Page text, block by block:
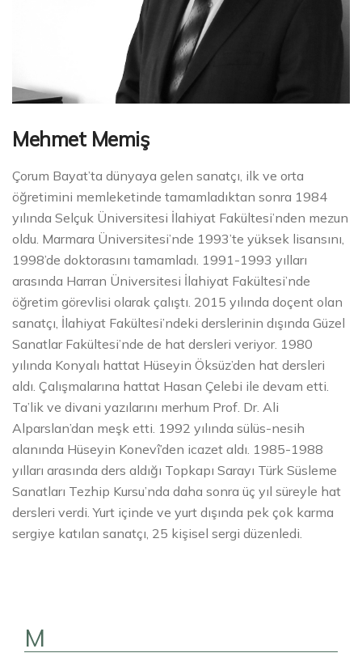
Mehmet Memiş
Çorum Bayat’ta dünyaya gelen sanatçı, ilk ve orta
öğretimini memleketinde tamamladıktan sonra 1984
yılında Selçuk Üniversitesi İlahiyat Fakültesi’nden mezun
oldu. Marmara Üniversitesi’nde 1993’te yüksek lisansını,
1998’de doktorasını tamamladı. 1991-1993 yılları
arasında Harran Üniversitesi İlahiyat Fakültesi’nde
öğretim görevlisi olarak çalıştı. 2015 yılında doçent olan
sanatçı, İlahiyat Fakültesi’ndeki derslerinin dışında Güzel
Sanatlar Fakültesi’nde de hat dersleri veriyor. 1980
yılında Konyalı hattat Hüseyin Öksüz’den hat dersleri
aldı. Çalışmalarına hattat Hasan Çelebi ile devam etti.
Ta’lik ve divani yazılarını merhum Prof. Dr. Ali
Alparslan’dan meşk etti. 1992 yılında sülüs-nesih
alanında Hüseyin Konevî’den icazet aldı. 1985-1988
yılları arasında ders aldığı Topkapı Sarayı Türk Süsleme
Sanatları Tezhip Kursu’nda daha sonra üç yıl süreyle hat
dersleri verdi. Yurt içinde ve yurt dışında pek çok karma
sergiye katılan sanatçı, 25 kişisel sergi düzenledi.
M